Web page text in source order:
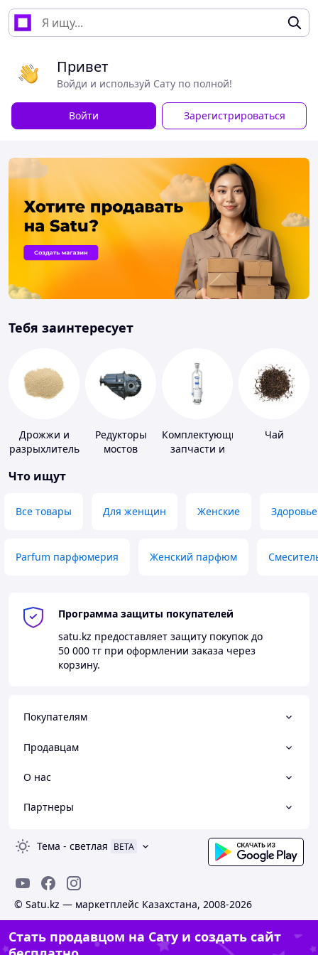
Привет
Войди и используй Сату по полной!
Войти Зарегистрироваться
Тебя заинтересует
Дрожжи и
разрыхлитель
Редукторы
мостов
Комплектующие,
запчасти и
сантехники
Чай
Что ищут
Все товары Для женщин Женские Здоровье
Parfum парфюмерия Женский парфюм
Программа защиты покупателей
satu.kz предоставляет защиту покупок до
50 000 тг при оформлении заказа через
корзину.
Покупателям
Продавцам
О нас
Партнеры
Тема - светлая BETA
© Satu.kz — маркетплейс Казахстана, 2008-2026
Стать продавцом на Сату и создать сайт